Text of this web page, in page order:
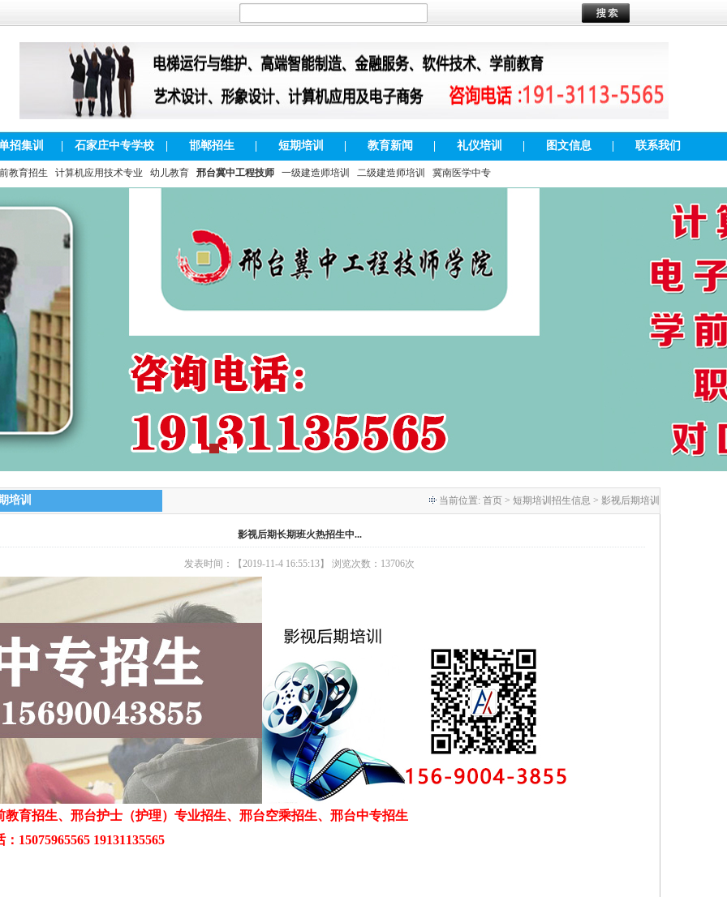
招集训 石家庄中专学校 邯郸招生 短期培训 教育新闻 礼仪培训 图文信息 联系我们
教育招生 计算机应用技术专业 幼儿教育 邢台冀中工程技师 一级建造师培训 二级建造师培训 冀南医学中专
培训 当前位置: 首页 > 短期培训招生信息 > 影视后期培训
影视后期长期班火热招生中...
发表时间：【2019-11-4 16:55:13】 浏览次数：13706次
教育招生、邢台护士（护理）专业招生、邢台空乘招生、邢台中专招生
15075965565 19131135565